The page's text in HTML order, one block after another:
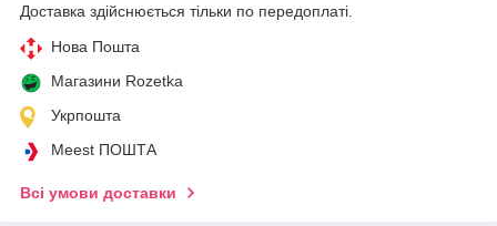
Доставка здійснюється тільки по передоплаті.
Нова Пошта
Магазини Rozetka
Укрпошта
Meest ПОШТА
Всі умови доставки